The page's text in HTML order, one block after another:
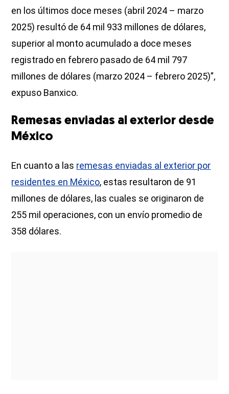
en los últimos doce meses (abril 2024 – marzo
2025) resultó de 64 mil 933 millones de dólares,
superior al monto acumulado a doce meses
registrado en febrero pasado de 64 mil 797
millones de dólares (marzo 2024 – febrero 2025)”,
expuso Banxico.
Remesas enviadas al exterior desde
México
En cuanto a las remesas enviadas al exterior por
residentes en México, estas resultaron de 91
millones de dólares, las cuales se originaron de
255 mil operaciones, con un envío promedio de
358 dólares.